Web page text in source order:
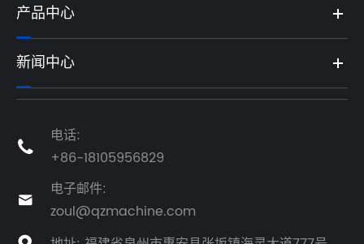
产品中心
新闻中心

电话:
+86-18105956829

电子邮件:
zoul@qzmachine.com